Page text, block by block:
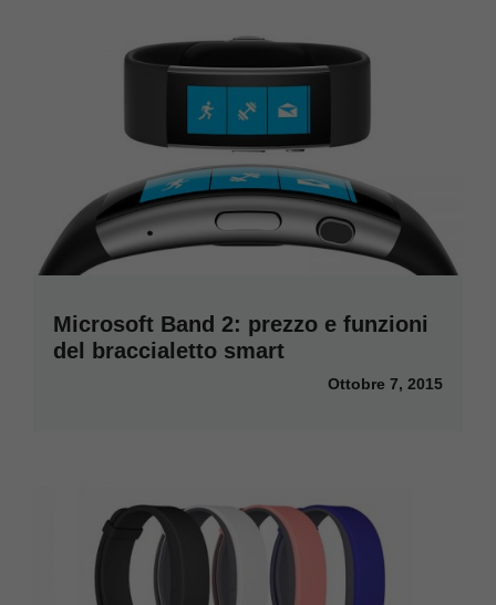
Microsoft Band 2: prezzo e funzioni
del braccialetto smart
Ottobre 7, 2015